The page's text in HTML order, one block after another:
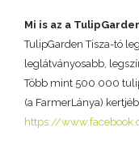
Mi is az a
TulipGarden Tisza-tó
leglátványosabb,
Több mint 500 000
(a FarmerLánya)
https://